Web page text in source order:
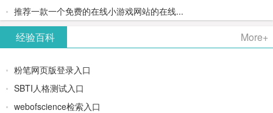
推荐一款一个免费的在线小游戏网站的在线...
经验百科 More+
粉笔网页版登录入口
SBTI人格测试入口
webofscience检索入口